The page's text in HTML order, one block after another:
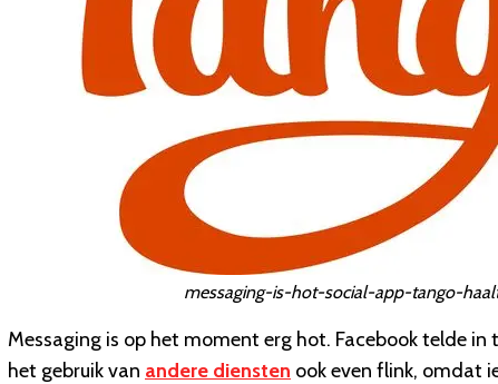
messaging-is-hot-social-app-tango-
Messaging is op het moment erg hot. Facebook telde in
het gebruik van andere diensten ook even flink, omdat